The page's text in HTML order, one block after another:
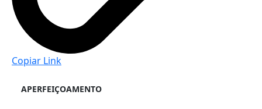
Copiar Link
APERFEIÇOAMENTO